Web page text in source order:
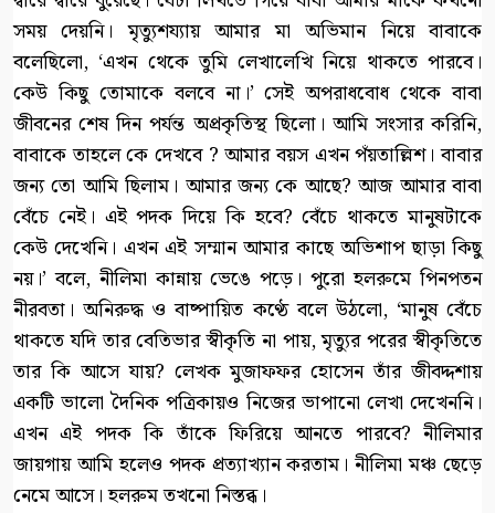
সময় দেয়নি। মৃত্যুশয্যায় আমার মা অভিমান নিয়ে বাবাকে
বলেছিলো, ‘এখন থেকে তুমি লেখালেখি নিয়ে থাকতে পারবে।
কেউ কিছু তোমাকে বলবে না।’ সেই অপরাধবোধ থেকে বাবা
জীবনের শেষ দিন পর্যন্ত অপ্রকৃতিস্থ ছিলো। আমি সংসার করিনি,
বাবাকে তাহলে কে দেখবে ? আমার বয়স এখন পঁয়তাল্লিশ। বাবার
জন্য তো আমি ছিলাম। আমার জন্য কে আছে? আজ আমার বাবা
বেঁচে নেই। এই পদক দিয়ে কি হবে? বেঁচে থাকতে মানুষটাকে
কেউ দেখেনি। এখন এই সম্মান আমার কাছে অভিশাপ ছাড়া কিছু
নয়।’ বলে, নীলিমা কান্নায় ভেঙে পড়ে। পুরো হলরুমে পিনপতন
নীরবতা। অনিরুদ্ধ ও বাষ্পায়িত কণ্ঠে বলে উঠলো, ‘মানুষ বেঁচে
থাকতে যদি তার বেতিভার স্বীকৃতি না পায়, মৃত্যুর পরের স্বীকৃতিতে
তার কি আসে যায়? লেখক মুজাফফর হোসেন তাঁর জীবদ্দশায়
একটি ভালো দৈনিক পত্রিকায়ও নিজের ভাপানো লেখা দেখেননি।
এখন এই পদক কি তাঁকে ফিরিয়ে আনতে পারবে? নীলিমার
জায়গায় আমি হলেও পদক প্রত্যাখ্যান করতাম। নীলিমা মঞ্চ ছেড়ে
নেমে আসে। হলরুম তখনো নিস্তব্ধ।